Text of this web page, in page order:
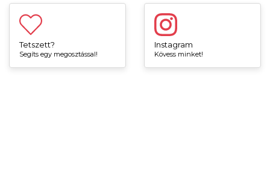
Tetszett?
Segíts egy megosztással!
Instagram
Kövess minket!